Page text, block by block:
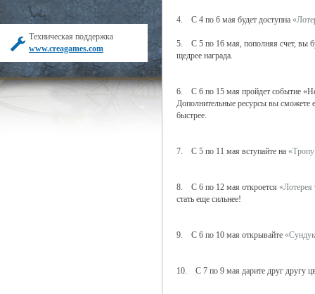
Техническая поддержка
www.creagames.com
4. С 4 по 6 мая будет доступна
5. С 5 по 16 мая, пополняя счет, вы
щедрее награда.
6. С 6 по 15 мая пройдет событие
Дополнительные ресурсы вы сможете
быстрее.
7. С 5 по 11 мая вступайте на
8. С 6 по 12 мая откроется «Лотерея
стать еще сильнее!
9. С 6 по 10 мая открывайте
10. С 7 по 9 мая дарите друг другу